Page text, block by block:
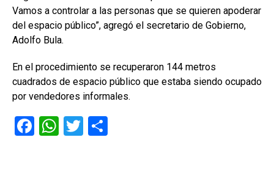
Vamos a controlar a las personas que se quieren apoderar
del espacio público”, agregó el secretario de Gobierno,
Adolfo Bula.
En el procedimiento se recuperaron 144 metros
cuadrados de espacio público que estaba siendo ocupado
por vendedores informales.
F
W
T